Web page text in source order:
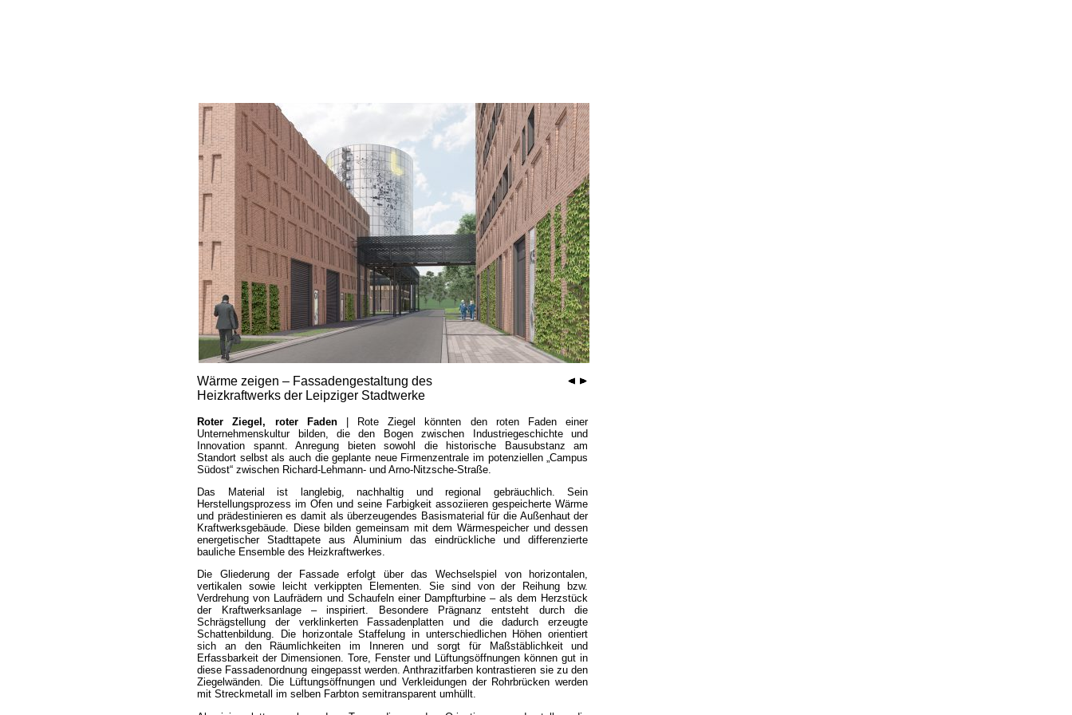
Wärme zeigen – Fassadengestaltung des
Heizkraftwerks der Leipziger Stadtwerke
Roter Ziegel, roter Faden| Rote Ziegel könnten den roten Faden einer
Unternehmenskultur bilden, die den Bogen zwischen Industriegeschichte und
Innovation spannt. Anregung bieten sowohl die historische Bausubstanz am
Standort selbst als auch die geplante neue Firmenzentrale im potenziellen „Campus
Südost“ zwischen Richard-Lehmann- und Arno-Nitzsche-Straße.
Das Material ist langlebig, nachhaltig und regional gebräuchlich. Sein
Herstellungsprozess im Ofen und seine Farbigkeit assoziieren gespeicherte Wärme
und prädestinieren es damit als überzeugendes Basismaterial für die Außenhaut der
Kraftwerksgebäude. Diese bilden gemeinsam mit dem Wärmespeicher und dessen
energetischer Stadttapete aus Aluminium das eindrückliche und differenzierte
bauliche Ensemble des Heizkraftwerkes.
Die Gliederung der Fassade erfolgt über das Wechselspiel von horizontalen,
vertikalen sowie leicht verkippten Elementen. Sie sind von der Reihung bzw.
Verdrehung von Laufrädern und Schaufeln einer Dampfturbine – als dem Herzstück
der Kraftwerksanlage – inspiriert. Besondere Prägnanz entsteht durch die
Schrägstellung der verklinkerten Fassadenplatten und die dadurch erzeugte
Schattenbildung. Die horizontale Staffelung in unterschiedlichen Höhen orientiert
sich an den Räumlichkeiten im Inneren und sorgt für Maßstäblichkeit und
Erfassbarkeit der Dimensionen. Tore, Fenster und Lüftungsöffnungen können gut in
diese Fassadenordnung eingepasst werden. Anthrazitfarben kontrastieren sie zu den
Ziegelwänden. Die Lüftungsöffnungen und Verkleidungen der Rohrbrücken werden
mit Streckmetall im selben Farbton semitransparent umhüllt.